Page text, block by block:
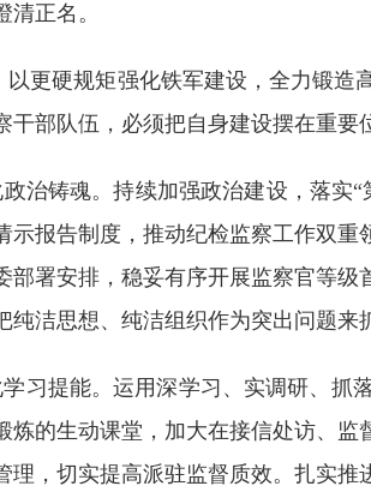
清正名。
以更硬规矩强化铁军建设，全力锻
干部队伍，必须把自身建设摆在重要
政治铸魂。持续加强政治建设，落实
示报告制度，推动纪检监察工作双
部署安排，稳妥有序开展监察官等
纯洁思想、纯洁组织作为突出问题
学习提能。运用深学习、实调研、抓
炼的生动课堂，加大在接信处访、
理，切实提高派驻监督质效。扎实